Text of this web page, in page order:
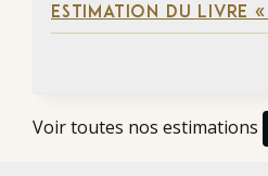
ESTIMATION DU LIVRE
Voir toutes nos estimations